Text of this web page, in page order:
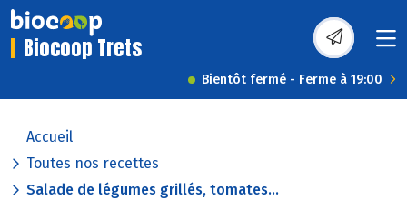
Biocoop Trets
Bientôt fermé - Ferme à 19:00
Accueil
Toutes nos recettes
Salade de légumes grillés, tomates...